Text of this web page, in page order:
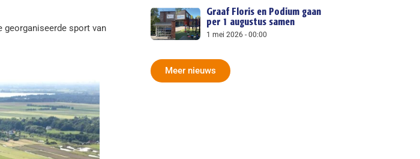
georganiseerde sport van
Graaf Floris en Podium gaan
per 1 augustus samen
1 mei 2026 00:00
Meer nieuws